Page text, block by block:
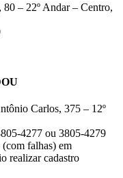
– 22º Andar – Centro,
Carlos, 375 – 12º
4277 ou 3805-4279
falhas) em
realizar cadastro